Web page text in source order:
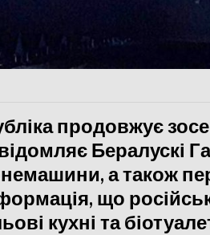
продовжує
Бералускі
а також
що
кухні та